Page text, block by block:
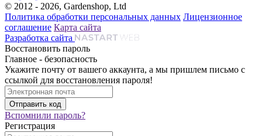
© 2012 - 2026, Gardenshop, Ltd
Политика обработки персональных данных Лицензионное
соглашение Карта сайта
Разработка сайта
Восстановить пароль
Главное - безопасность
Укажите почту от вашего аккаунта, а мы пришлем письмо с
ссылкой для восстановления пароля!
Вспомнили пароль?
Регистрация